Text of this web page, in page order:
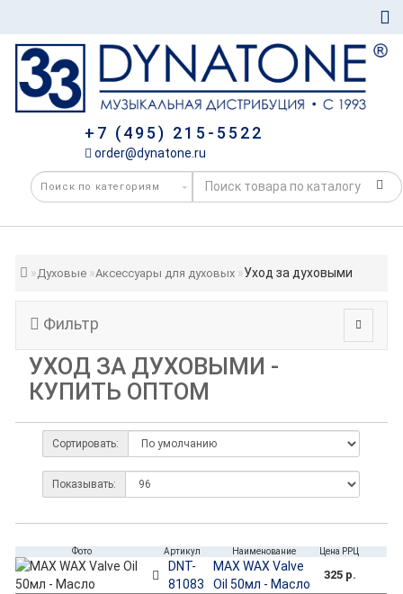
+7 (495) 215-5522
order@dynatone.ru
Духовые Аксессуары для духовых Уход за духовыми
Фильтр
УХОД ЗА ДУХОВЫМИ -
КУПИТЬ ОПТОМ
Сортировать:
Показывать:
Фото Артикул Наименование Цена РРЦ
DNT-
81083
MAX WAX Valve
Oil 50мл - Масло
325 р.